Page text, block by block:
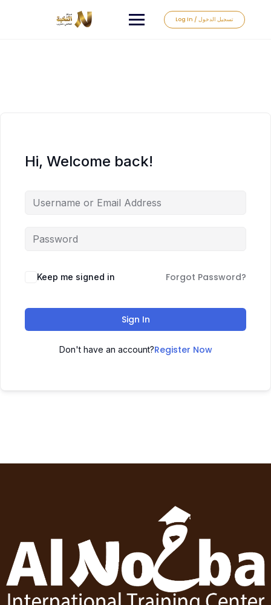
Log In / تسجيل الدخول
Hi, Welcome back!
Keep me signed in Forgot Password?
Sign In
Don't have an account?Register Now